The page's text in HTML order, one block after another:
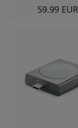
59.99 EUR